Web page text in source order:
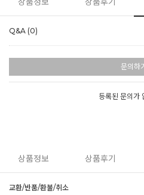
상품정보 상품후기
Q&A (0)
문의하기
등록된 문의가
상품정보 상품후기
교환/반품/환불/취소